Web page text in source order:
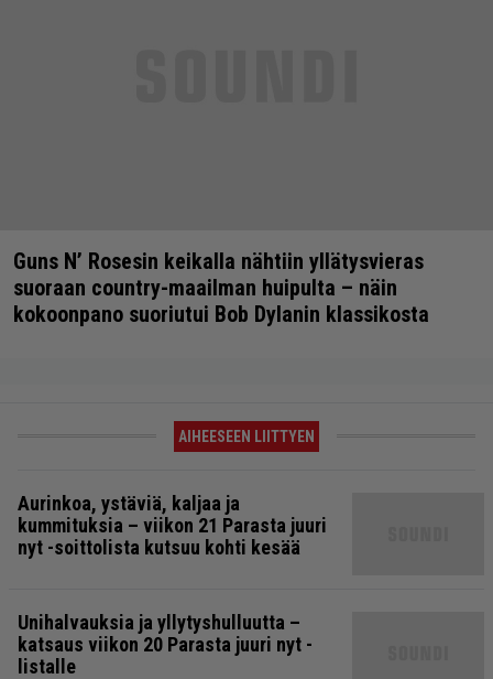
Guns N’ Rosesin keikalla nähtiin yllätysvieras
suoraan country-maailman huipulta – näin
kokoonpano suoriutui Bob Dylanin klassikosta
AIHEESEEN LIITTYEN
Aurinkoa, ystäviä, kaljaa ja
kummituksia – viikon 21 Parasta juuri
nyt -soittolista kutsuu kohti kesää
Unihalvauksia ja yllytyshulluutta –
katsaus viikon 20 Parasta juuri nyt -
listalle